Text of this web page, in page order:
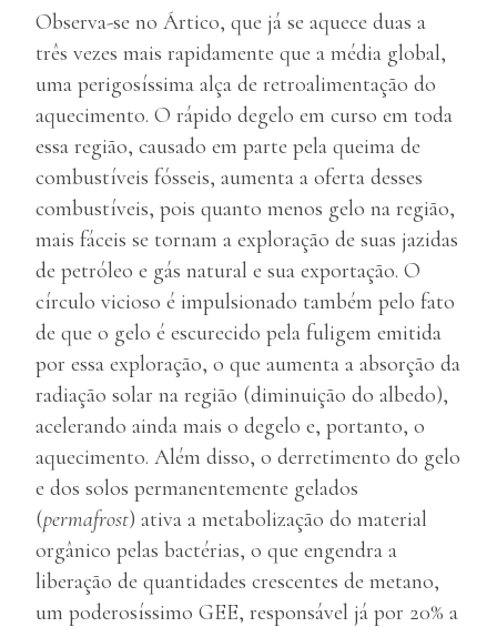
Observa-se no Ártico, que já se aquece duas a
três vezes mais rapidamente que a média global,
uma perigosíssima alça de retroalimentação do
aquecimento. O rápido degelo em curso em toda
essa região, causado em parte pela queima de
combustíveis fósseis, aumenta a oferta desses
combustíveis, pois quanto menos gelo na região,
mais fáceis se tornam a exploração de suas jazidas
de petróleo e gás natural e sua exportação. O
círculo vicioso é impulsionado também pelo fato
de que o gelo é escurecido pela fuligem emitida
por essa exploração, o que aumenta a absorção da
radiação solar na região (diminuição do albedo),
acelerando ainda mais o degelo e, portanto, o
aquecimento. Além disso, o derretimento do gelo
e dos solos permanentemente gelados
(permafrost) ativa a metabolização do material
orgânico pelas bactérias, o que engendra a
liberação de quantidades crescentes de metano,
um poderosíssimo GEE, responsável já por 20% a